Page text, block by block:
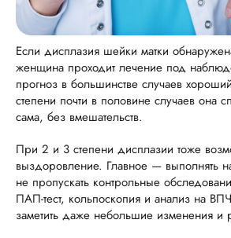
Если дисплазия шейки матки
женщина проходит лечение под
прогноз в большинстве случаев
степени почти в половине случаев она
сама, без вмешательств.
При 2 и 3 степени дисплазии тоже
выздоровление. Главное — выполнять
не пропускать контрольные
ПАП-тест, кольпоскопия и анализ на
заметить даже небольшие изменения и